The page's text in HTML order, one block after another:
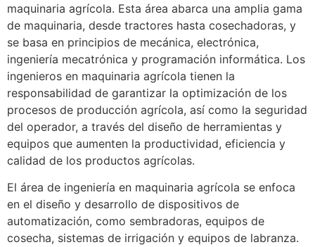
maquinaria agrícola. Esta área abarca una amplia gama
de maquinaria, desde tractores hasta cosechadoras, y
se basa en principios de mecánica, electrónica,
ingeniería mecatrónica y programación informática. Los
ingenieros en maquinaria agrícola tienen la
responsabilidad de garantizar la optimización de los
procesos de producción agrícola, así como la seguridad
del operador, a través del diseño de herramientas y
equipos que aumenten la productividad, eficiencia y
calidad de los productos agrícolas.
El área de ingeniería en maquinaria agrícola se enfoca
en el diseño y desarrollo de dispositivos de
automatización, como sembradoras, equipos de
cosecha, sistemas de irrigación y equipos de labranza.